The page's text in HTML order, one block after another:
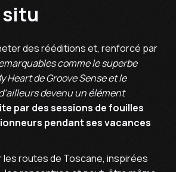
situ
des rééditions et, renforcé par
comme le superbe
Heart de Groove Sense et le
devenu un élément
par des sessions de fouilles
pendant ses vacances
les routes de Toscane, inspirées